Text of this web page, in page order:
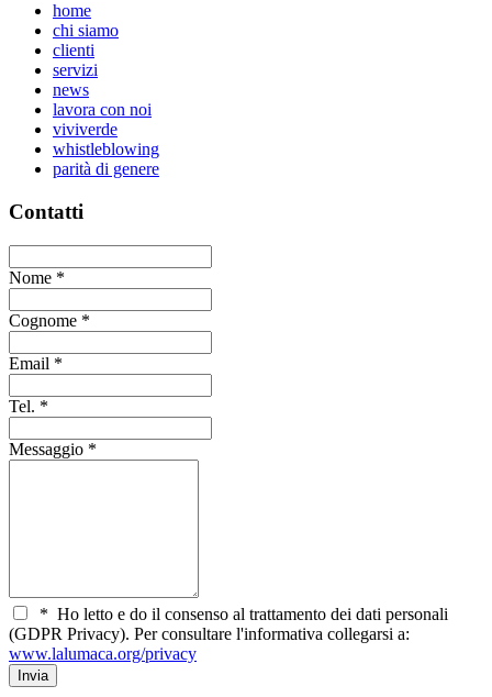
home
chi siamo
clienti
servizi
news
lavora con noi
viviverde
whistleblowing
parità di genere
Contatti
Nome *
Cognome *
Email *
Tel. *
Messaggio *
* Ho letto e do il consenso al trattamento dei dati personali
(GDPR Privacy). Per consultare l'informativa collegarsi a:
www.lalumaca.org/privacy